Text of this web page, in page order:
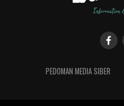
PEDOMAN MEDIA SIBER